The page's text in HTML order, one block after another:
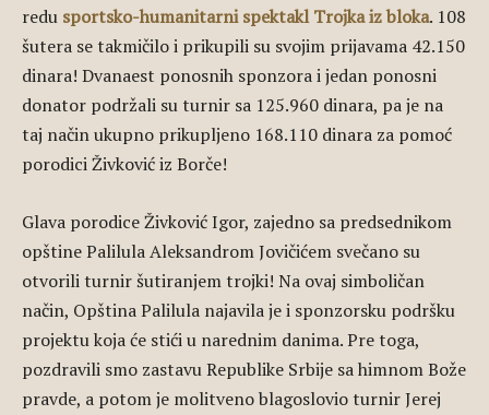
redu sportsko-humanitarni spektakl Trojka iz bloka. 108
šutera se takmičilo i prikupili su svojim prijavama 42.150
dinara! Dvanaest ponosnih sponzora i jedan ponosni
donator podržali su turnir sa 125.960 dinara, pa je na
taj način ukupno prikupljeno 168.110 dinara za pomoć
porodici Živković iz Borče!
Glava porodice Živković Igor, zajedno sa predsednikom
opštine Palilula Aleksandrom Jovičićem svečano su
otvorili turnir šutiranjem trojki! Na ovaj simboličan
način, Opština Palilula najavila je i sponzorsku podršku
projektu koja će stići u narednim danima. Pre toga,
pozdravili smo zastavu Republike Srbije sa himnom Bože
pravde, a potom je molitveno blagoslovio turnir Jerej